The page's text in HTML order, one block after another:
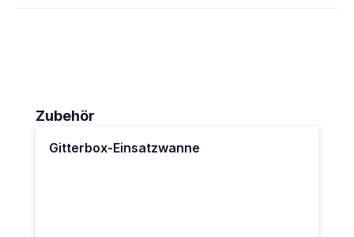
Produktgalerie überspringen
Zubehör
Gitterbox-Einsatzwanne